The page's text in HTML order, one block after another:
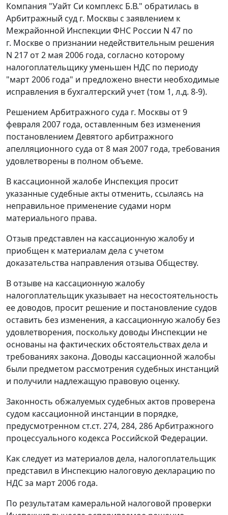
Компания "Уайт Си комплекс Б.В." обратилась в
Арбитражный суд г. Москвы с заявлением к
Межрайонной Инспекции ФНС России N 47 по
г. Москве о признании недействительным решения
N 217 от 2 мая 2006 года, согласно которому
налогоплательщику уменьшен НДС по периоду
"март 2006 года" и предложено внести необходимые
исправления в бухгалтерский учет (том 1, л.д. 8-9).
Решением Арбитражного суда г. Москвы от 9
февраля 2007 года, оставленным без изменения
постановлением Девятого арбитражного
апелляционного суда от 8 мая 2007 года, требования
удовлетворены в полном объеме.
В кассационной жалобе Инспекция просит
указанные судебные акты отменить, ссылаясь на
неправильное применение судами норм
материального права.
Отзыв представлен на кассационную жалобу и
приобщен к материалам дела с учетом
доказательства направления отзыва Обществу.
В отзыве на кассационную жалобу
налогоплательщик указывает на несостоятельность
ее доводов, просит решение и постановление судов
оставить без изменения, а кассационную жалобу без
удовлетворения, поскольку доводы Инспекции не
основаны на фактических обстоятельствах дела и
требованиях закона. Доводы кассационной жалобы
были предметом рассмотрения судебных инстанций
и получили надлежащую правовую оценку.
Законность обжалуемых судебных актов проверена
судом кассационной инстанции в порядке,
предусмотренном ст.ст. 274, 284, 286Арбитражного
процессуального кодекса Российской Федерации.
Как следует из материалов дела, налогоплательщик
представил в Инспекцию налоговую декларацию по
НДС за март 2006 года.
По результатам камеральной налоговой проверки